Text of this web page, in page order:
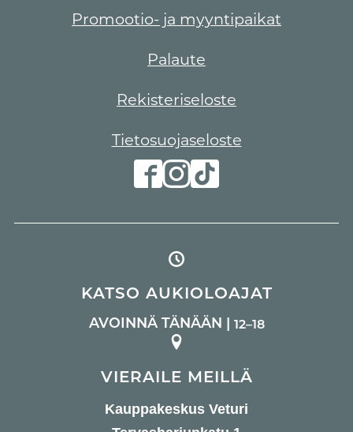
KATSO AUKIOLOAJAT
AVOINNÄ TÄNÄÄN | 12–18
VIERAILE MEILLÄ
Kauppakeskus Veturi
Promootio- ja myyntipaikat
Palaute
Rekisteriseloste
Tietosuojaseloste